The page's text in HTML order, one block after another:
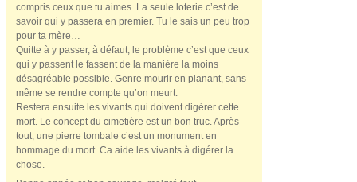
compris ceux que tu aimes. La seule loterie c’est de
savoir qui y passera en premier. Tu le sais un peu trop
pour ta mère…
Quitte à y passer, à défaut, le problème c’est que ceux
qui y passent le fassent de la manière la moins
désagréable possible. Genre mourir en planant, sans
même se rendre compte qu’on meurt.
Restera ensuite les vivants qui doivent digérer cette
mort. Le concept du cimetière est un bon truc. Après
tout, une pierre tombale c’est un monument en
hommage du mort. Ca aide les vivants à digérer la
chose.